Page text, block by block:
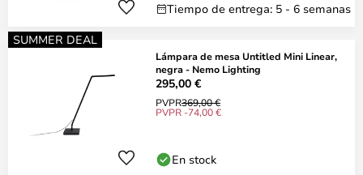
Tiempo de entrega: 5 - 6 semanas
SUMMER DEAL
Lámpara de mesa Untitled Mini Linear,
negra - Nemo Lighting
295,00 €
PVPR369,00 €
PVPR -74,00 €
En stock